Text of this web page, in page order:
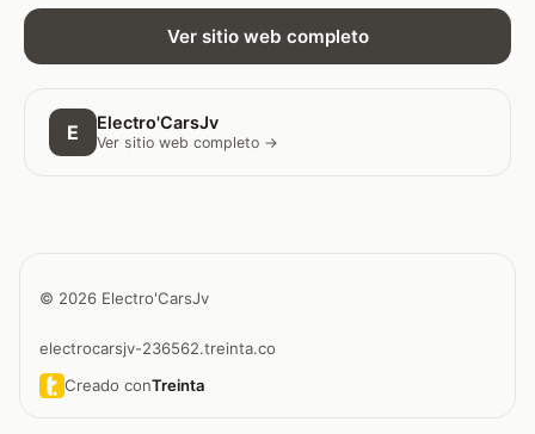
Ver sitio web completo
E Electro'CarsJv
Ver sitio web completo →
© 2026 Electro'CarsJv
electrocarsjv-236562.treinta.co
Creado conTreinta